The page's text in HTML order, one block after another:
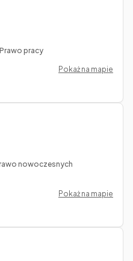
pracy
Pokaż na mapie
nowoczesnych
Pokaż na mapie